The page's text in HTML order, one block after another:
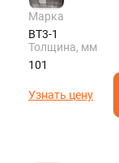
Марка
ВТ3-1
Толщина, мм
101
Узнать цену